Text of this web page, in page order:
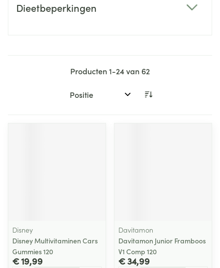
Dieetbeperkingen
Producten1-24van 62
Sorteer op:
Disney
Disney Multivitaminen Cars
Gummies 120
€ 19,99
Davitamon
Davitamon Junior Framboos
V1 Comp 120
€ 34,99